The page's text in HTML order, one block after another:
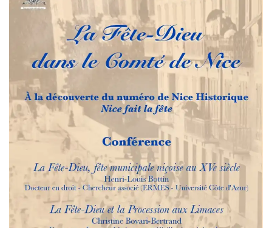
INFOS PRATIQUES
RESTONS EN CONTACT !